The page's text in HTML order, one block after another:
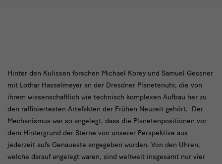
Hinter
den
Kulissen
Hinter den Kulissen forschen Michael Korey und Samuel Gessner
mit Lothar Hasselmeyer an der Dresdner Planetenuhr, die von
ihrem wissenschaftlich wie technisch komplexen Aufbau her zu
den raffiniertesten Artefakten der Frühen Neuzeit gehört. Der
Mechanismus war so angelegt, dass die Planetenpositionen vor
dem Hintergrund der Sterne von unserer Perspektive aus
jederzeit aufs Genaueste angegeben wurden. Von den Uhren,
welche darauf angelegt waren, sind weltweit insgesamt nur vier